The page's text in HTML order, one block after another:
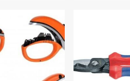
Treme, Rączka
46052STACO